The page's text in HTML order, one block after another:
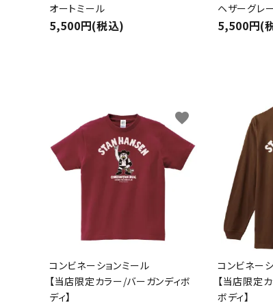
オートミール
5,500円(税込)
ヘザーグレ
5,500円(
コンビネーションミール
【当店限定カラー/バーガンディボ
ディ】
favorite
コンビネー
【当店限定
ボディ】